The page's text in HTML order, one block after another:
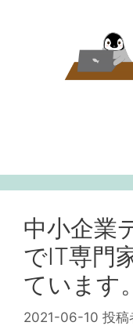
中小企業
でIT専門
ています。
2021-06-10 投稿